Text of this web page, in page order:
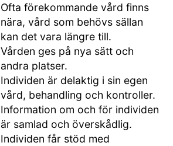
Ofta förekommande vård finns
nära, vård som behövs sällan
kan det vara längre till.
Vården ges på nya sätt och
andra platser.
Individen är delaktig i sin egen
vård, behandling och kontroller.
Information om och för individen
är samlad och överskådlig.
Individen får stöd med